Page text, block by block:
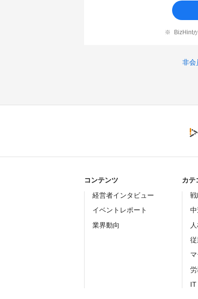
BizHint
非会
コンテンツ
経営者インタビュー
イベントレポート
業界動向
カテ
IT